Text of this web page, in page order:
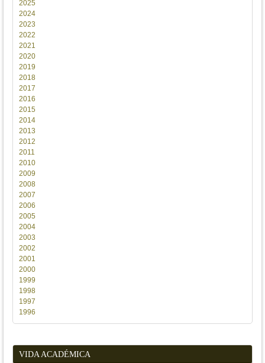
2025
2024
2023
2022
2021
2020
2019
2018
2017
2016
2015
2014
2013
2012
2011
2010
2009
2008
2007
2006
2005
2004
2003
2002
2001
2000
1999
1998
1997
1996
VIDA ACADÉMICA